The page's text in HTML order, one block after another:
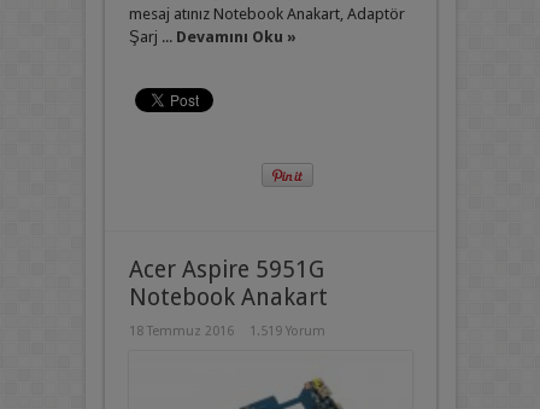
mesaj atınız Notebook Anakart, Adaptör
Şarj ... Devamını Oku »
Acer Aspire 5951G
Notebook Anakart
18 Temmuz 2016 1.519 Yorum